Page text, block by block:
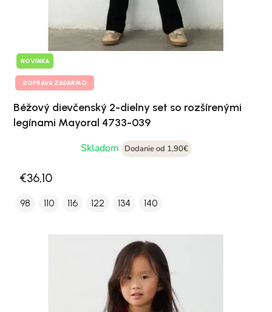
NOVINKA
DOPRAVA ZADARMO
Béžový dievčenský 2-dielny set so rozšírenými
legínami Mayoral 4733-039
Skladom
Dodanie od 1,90€
€36,10
98 110 116 122 134 140